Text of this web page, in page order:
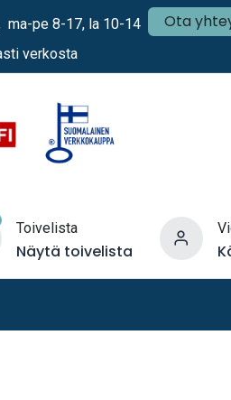
ma-pe 8-17, la 10-14 Ota
verkosta
Toivelista
Näytä toivelista